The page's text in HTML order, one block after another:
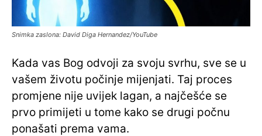
Snimka zaslona: David Diga Hernandez/YouTube
Kada vas Bog odvoji za svoju svrhu, sve se u
vašem životu počinje mijenjati. Taj proces
promjene nije uvijek lagan, a najčešće se
prvo primijeti u tome kako se drugi počnu
ponašati prema vama.